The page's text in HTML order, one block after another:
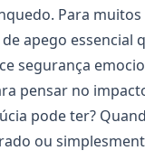
Para muitos
apego essencial
segurança
pensar no
pode ter?
ou